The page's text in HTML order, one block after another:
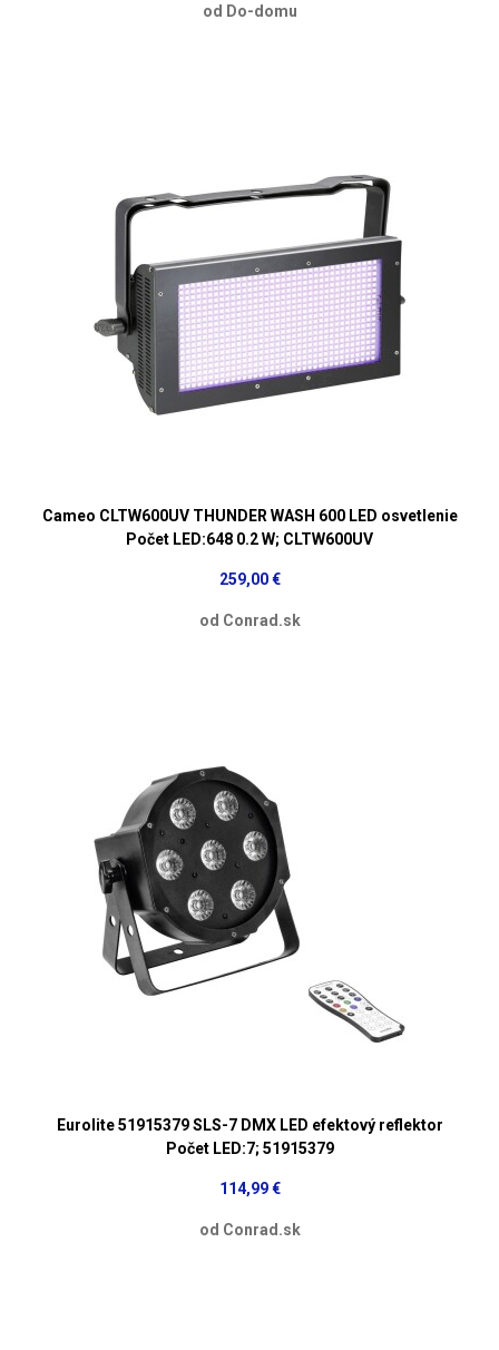
od Do-domu
Cameo CLTW600UV THUNDER WASH 600 LED osvetlenie
Počet LED:648 0.2 W; CLTW600UV
259,00 €
od Conrad.sk
Eurolite 51915379 SLS-7 DMX LED efektový reflektor
Počet LED:7; 51915379
114,99 €
od Conrad.sk